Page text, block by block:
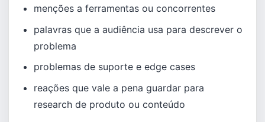
menções a ferramentas ou concorrentes
palavras que a audiência usa para descrever o
problema
problemas de suporte e edge cases
reações que vale a pena guardar para
research de produto ou conteúdo